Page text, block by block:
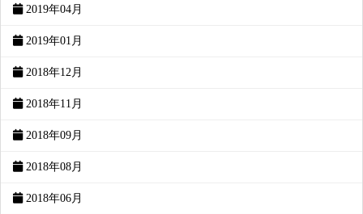
2019年04月
2019年01月
2018年12月
2018年11月
2018年09月
2018年08月
2018年06月